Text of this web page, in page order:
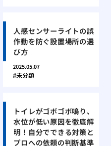
人感センサーライトの誤
作動を防ぐ設置場所の選
び方
2025.05.07
未分類
トイレがゴボゴボ鳴り、
水位が低い原因を徹底解
明！自分でできる対策と
プロへの依頼の判断基準